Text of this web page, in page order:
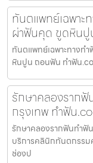
ทันตแพทย์เฉพาะ
ผ่าฟันคุด ขูดหิน
ทันตแพทย์เฉพาะทางท
หินปูน ถอนฟัน ทำฟัน
รักษาคลองราก
กรุงเทพ ทำฟัน
รักษาคลองรากฟันทำ
บริการคลินิกทันตกรร
ช่องป